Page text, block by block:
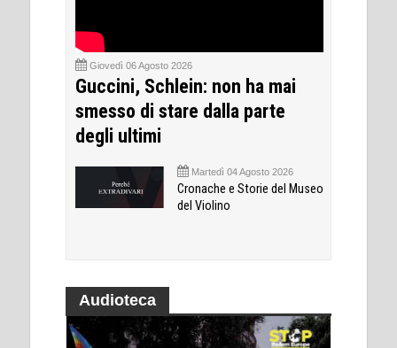
Giovedì 06 Agosto 2026
Guccini, Schlein: non ha mai
smesso di stare dalla parte
degli ultimi
Martedì 04 Agosto 2026
Cronache e Storie del Museo
del Violino
Audioteca